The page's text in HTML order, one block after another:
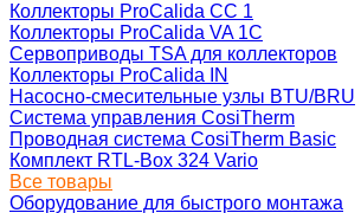
Коллекторы ProCalida CC 1
Коллекторы ProCalida VA 1C
Сервоприводы TSA для коллекторов
Коллекторы ProCalida IN
Насосно-смесительные узлы BTU/BRU
Система управления CosiTherm
Проводная система CosiTherm Basic
Комплект RTL‑Box 324 Vario
Все товары
Оборудование для быстрого монтажа